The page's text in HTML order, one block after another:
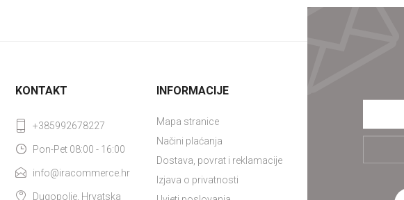
KONTAKT
+385992678227
Pon-Pet 08:00 - 16:00
info@iracommerce.hr
Dugopolje, Hrvatska
INFORMACIJE
Mapa stranice
Načini plaćanja
Dostava, povrat i reklamacije
Izjava o privatnosti